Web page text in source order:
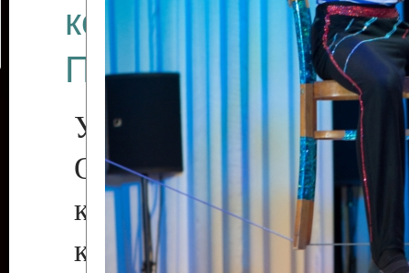
коллективов
Приднестровского
Участники фестиваля:
Образцовый
коллектив
культуры с.